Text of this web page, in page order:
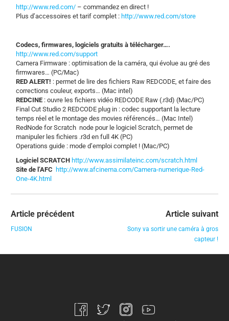
http://www.red.com/ – commandez en direct !
Plus d’accessoires et tarif complet : http://www.red.com/store
Codecs, firmwares, logiciels gratuits à télécharger….
http://www.red.com/support
Camera Firmware : optimisation de la caméra, qui évolue au gré des
firmwares… (PC/Mac)
RED ALERT! : permet de lire des fichiers Raw REDCODE, et faire des
corrections couleur, exports… (Mac intel)
REDCINE : ouvre les fichiers vidéo REDCODE Raw (.r3d) (Mac/PC)
Final Cut Studio 2 REDCODE plug in : codec supportant la lecture
temps réel et le montage des movies référencés… (Mac Intel)
RedNode for Scratch node pour le logiciel Scratch, permet de
manipuler les fichiers .r3d en full 4K (PC)
Operations guide : mode d’emploi complet ! (Mac/PC)
Logiciel SCRATCH http://www.assimilateinc.com/scratch.html
Site de l’AFC http://www.afcinema.com/Camera-numerique-Red-
One-4K.html
Article précédent
FUSION
Article suivant
Sony va sortir une caméra à gros
capteur !